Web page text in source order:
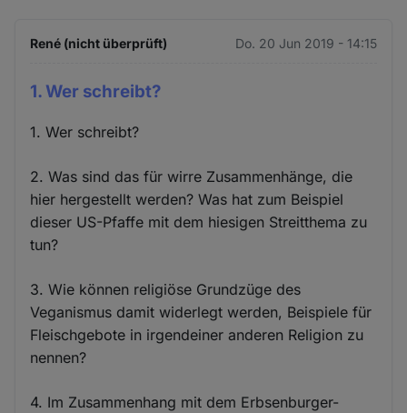
René (nicht überprüft) Do. 20 Jun 2019 - 14:15
1. Wer schreibt?
1. Wer schreibt?
2. Was sind das für wirre Zusammenhänge, die
hier hergestellt werden? Was hat zum Beispiel
dieser US-Pfaffe mit dem hiesigen Streitthema zu
tun?
3. Wie können religiöse Grundzüge des
Veganismus damit widerlegt werden, Beispiele für
Fleischgebote in irgendeiner anderen Religion zu
nennen?
4. Im Zusammenhang mit dem Erbsenburger-